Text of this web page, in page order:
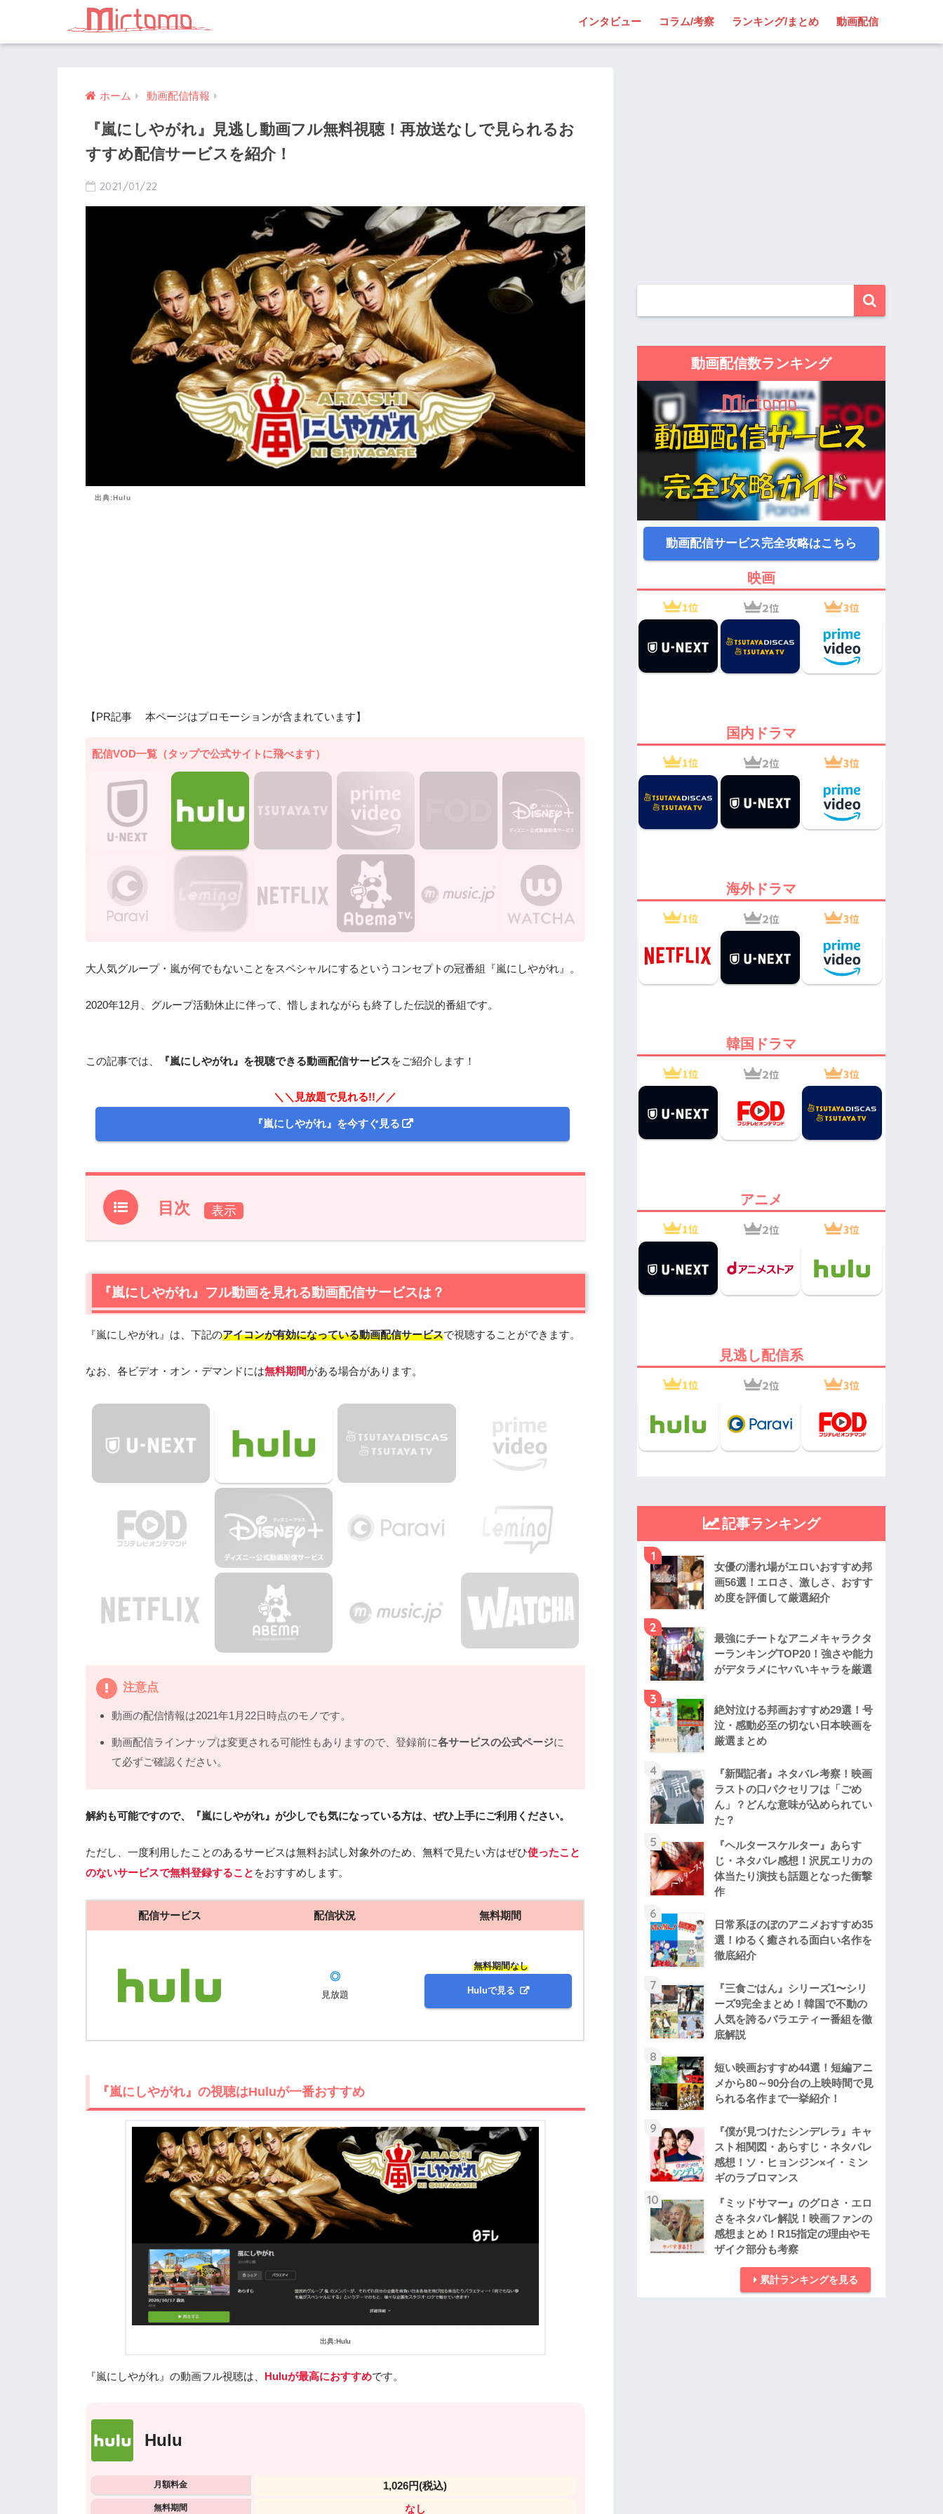
インタビュー コラム/考察 ランキング/まとめ 動画配信
ホーム 動画配信情報
『嵐にしやがれ』見逃し動画フル無料視聴！再放送なしで見られるお
すすめ配信サービスを紹介！
2021/01/22
出典:Hulu
【PR記事 本ページはプロモーションが含まれています】
配信VOD一覧（タップで公式サイトに飛べます）
大人気グループ・嵐が何でもないことをスペシャルにするというコンセプトの冠番組『嵐にしやがれ』。
2020年12月、グループ活動休止に伴って、惜しまれながらも終了した伝説的番組です。
この記事では、 『嵐にしやがれ』を視聴できる動画配信サービスをご紹介します！
＼＼見放題で見れる!!／／
『嵐にしやがれ』を今すぐ見る
目次
1.『嵐にしやがれ』フル動画を見れる動画配信サービスは？
2.『嵐にしやがれ』作品情報
2.1『嵐にしやがれ』出演者
2.2『嵐にしやがれ』感想・口コミ
3. 『嵐にしやがれ』を見たい人におすすめの関連作品
3.2 『I LOVE みんなのどうぶつ園』
4. 『嵐にしやがれ』の動画はDailymotionやPandoraではなく、配信サービスで安全に見よう
5.『嵐にしやがれ』動画フル無料視聴まとめ
『嵐にしやがれ』フル動画を見れる動画配信サービスは？
『嵐にしやがれ』は、下記のアイコンが有効になっている動画配信サービスで視聴することができます。
なお、各ビデオ・オン・デマンドには無料期間がある場合があります。
注意点
動画の配信情報は2021年1月22日時点のモノです。
動画配信ラインナップは変更される可能性もありますので、登録前に各サービスの公式ページに
て必ずご確認ください。
解約も可能ですので、『嵐にしやがれ』が少しでも気になっている方は、ぜひ上手にご利用ください。
ただし、一度利用したことのあるサービスは無料お試し対象外のため、無料で見たい方はぜひ使ったこと
のないサービスで無料登録すること をおすすめします。
配信サービス 配信状況 無料期間
◎
見放題
無料期間なし
Huluで見る
『嵐にしやがれ』の視聴はHuluが一番おすすめ
出典:Hulu
『嵐にしやがれ』の動画フル視聴は、 Huluが最高におすすめです。
Hulu
月額料金 1,026円(税込)
無料期間 なし
動画配信数ランキング
動画配信サービス完全攻略はこちら
映画
国内ドラマ
海外ドラマ
韓国ドラマ
アニメ
見逃し配信系
記事ランキング
1
女優の濡れ場がエロいおすすめ邦
画56選！エロさ、激しさ、おすす
め度を評価して厳選紹介
2
最強にチートなアニメキャラクタ
ーランキングTOP20！強さや能力
がデタラメにヤバいキャラを厳選
3
絶対泣ける邦画おすすめ29選！号
泣・感動必至の切ない日本映画を
厳選まとめ
4
『新聞記者』ネタバレ考察！映画
ラストの口パクセリフは「ごめ
ん」？どんな意味が込められてい
た？
5
『ヘルタースケルター』あらす
じ・ネタバレ感想！沢尻エリカの
体当たり演技も話題となった衝撃
作
6
日常系ほのぼのアニメおすすめ35
選！ゆるく癒される面白い名作を
徹底紹介
7
『三食ごはん』シリーズ1〜シリ
ーズ9完全まとめ！韓国で不動の
人気を誇るバラエティー番組を徹
底解説
8
短い映画おすすめ44選！短編アニ
メから80～90分台の上映時間で見
られる名作まで一挙紹介！
9
『僕が見つけたシンデレラ』キャ
スト相関図・あらすじ・ネタバレ
感想！ソ・ヒョンジン×イ・ミン
ギのラブロマンス
10
『ミッドサマー』のグロさ・エロ
さをネタバレ解説！映画ファンの
感想まとめ！R15指定の理由やモ
ザイク部分も考察
累計ランキングを見る